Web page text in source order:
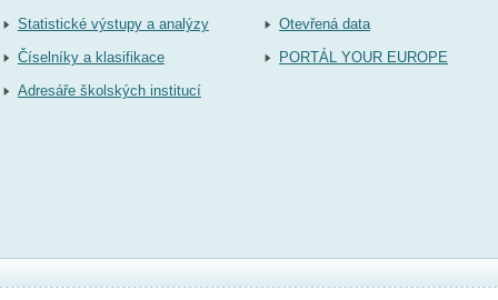
Statistické výstupy a analýzy
Číselníky a klasifikace
Adresáře školských institucí
Otevřená data
PORTÁL YOUR EUROPE